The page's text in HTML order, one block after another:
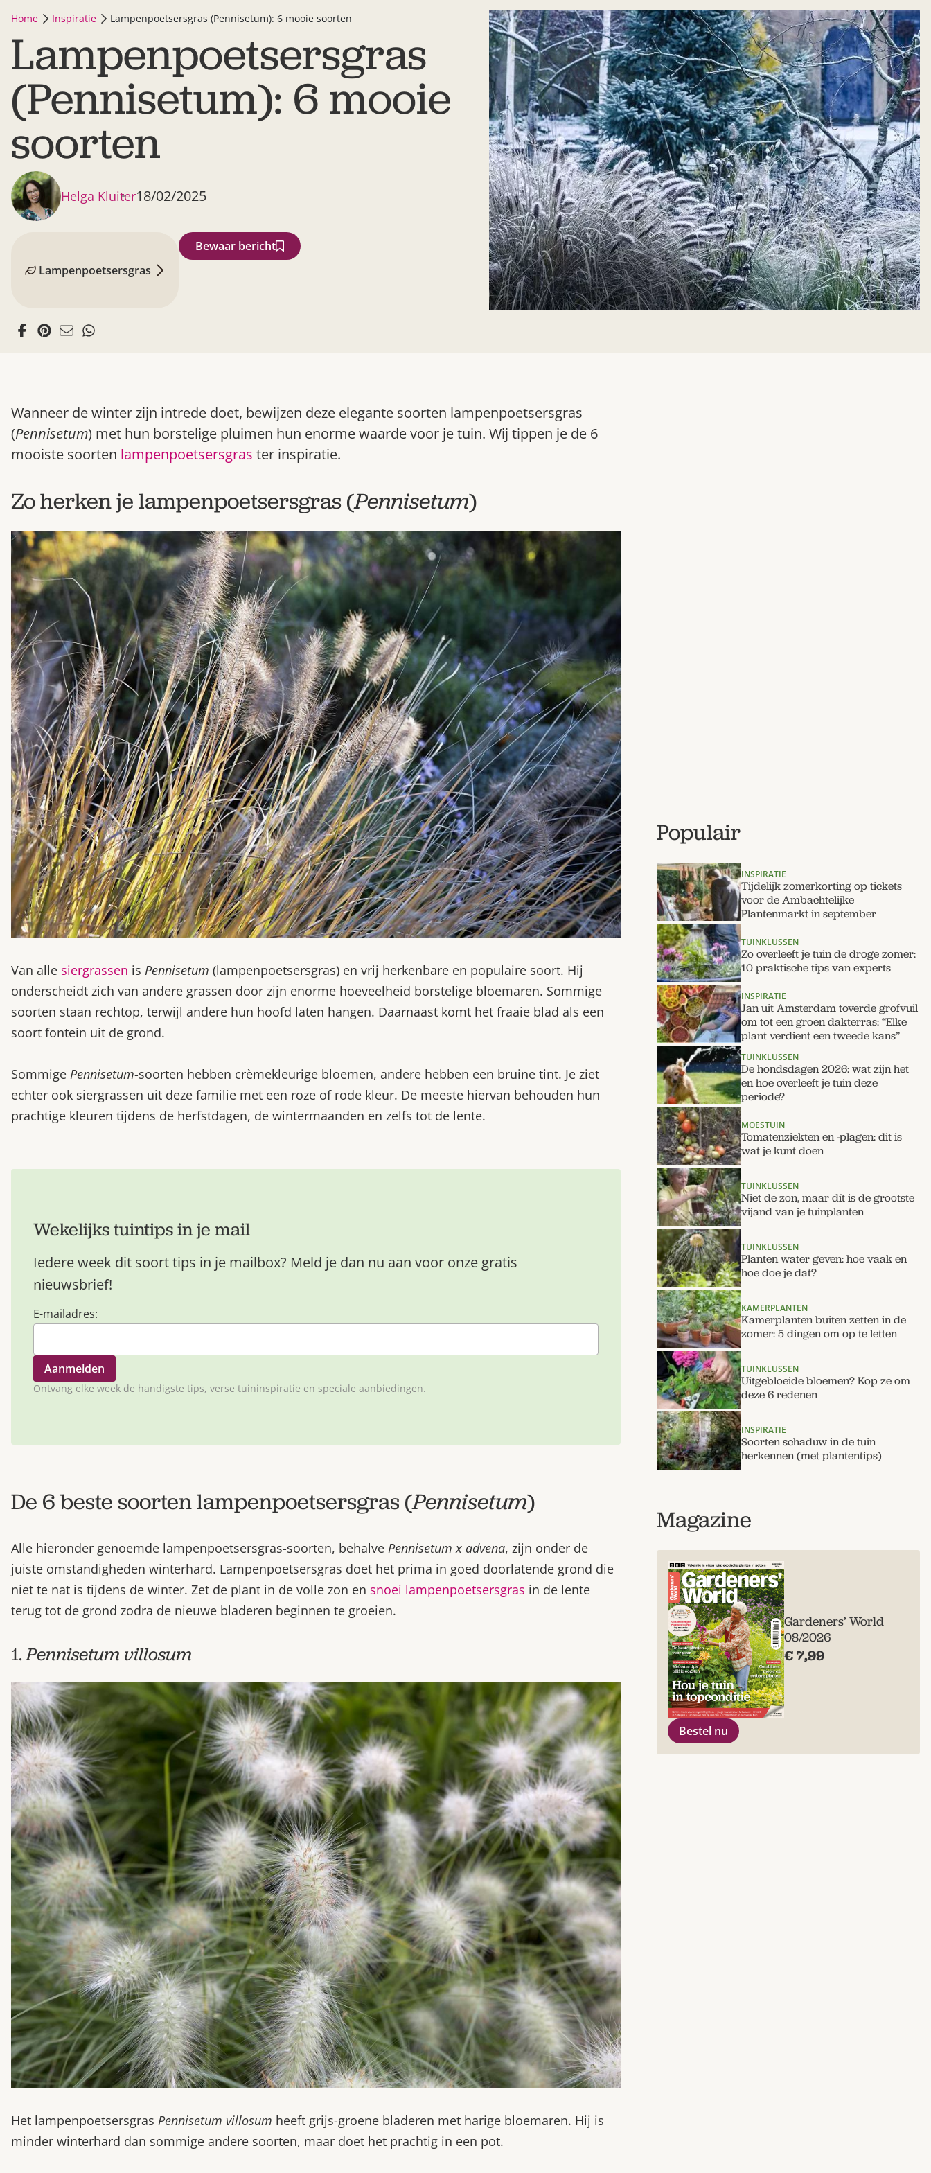
Home Inspiratie Lampenpoetsersgras (Pennisetum): 6 mooie soorten
Lampenpoetsersgras
(Pennisetum): 6 mooie
soorten
Helga Kluiter18/02/2025
Lampenpoetsersgras
Bewaar bericht
Wanneer de winter zijn intrede doet, bewijzen deze elegante soorten lampenpoetsersgras
(Pennisetum) met hun borstelige pluimen hun enorme waarde voor je tuin. Wij tippen je de 6
mooiste soorten lampenpoetsersgras ter inspiratie.
Zo herken je lampenpoetsersgras (Pennisetum)
Van alle siergrassen is Pennisetum (lampenpoetsersgras) en vrij herkenbare en populaire soort. Hij
onderscheidt zich van andere grassen door zijn enorme hoeveelheid borstelige bloemaren. Sommige
soorten staan rechtop, terwijl andere hun hoofd laten hangen. Daarnaast komt het fraaie blad als een
soort fontein uit de grond.
Sommige Pennisetum-soorten hebben crèmekleurige bloemen, andere hebben een bruine tint. Je ziet
echter ook siergrassen uit deze familie met een roze of rode kleur. De meeste hiervan behouden hun
prachtige kleuren tijdens de herfstdagen, de wintermaanden en zelfs tot de lente.
Wekelijks tuintips in je mail
Iedere week dit soort tips in je mailbox? Meld je dan nu aan voor onze gratis
nieuwsbrief!
E-mailadres:
Ontvang elke week de handigste tips, verse tuininspiratie en speciale aanbiedingen.
De 6 beste soorten lampenpoetsersgras (Pennisetum)
Alle hieronder genoemde lampenpoetsersgras-soorten, behalve Pennisetum x advena, zijn onder de
juiste omstandigheden winterhard. Lampenpoetsersgras doet het prima in goed doorlatende grond die
niet te nat is tijdens de winter. Zet de plant in de volle zon en snoei lampenpoetsersgras in de lente
terug tot de grond zodra de nieuwe bladeren beginnen te groeien.
1.Pennisetum villosum
Het lampenpoetsersgras Pennisetum villosum heeft grijs-groene bladeren met harige bloemaren. Hij is
minder winterhard dan sommige andere soorten, maar doet het prachtig in een pot.
Populair
INSPIRATIE
Tijdelijk zomerkorting op tickets
voor de Ambachtelijke
Plantenmarkt in september
TUINKLUSSEN
Zo overleeft je tuin de droge zomer:
10 praktische tips van experts
INSPIRATIE
Jan uit Amsterdam toverde grofvuil
om tot een groen dakterras: “Elke
plant verdient een tweede kans”
TUINKLUSSEN
De hondsdagen 2026: wat zijn het
en hoe overleeft je tuin deze
periode?
MOESTUIN
Tomatenziekten en -plagen: dit is
wat je kunt doen
TUINKLUSSEN
Niet de zon, maar dít is de grootste
vijand van je tuinplanten
TUINKLUSSEN
Planten water geven: hoe vaak en
hoe doe je dat?
KAMERPLANTEN
Kamerplanten buiten zetten in de
zomer: 5 dingen om op te letten
TUINKLUSSEN
Uitgebloeide bloemen? Kop ze om
deze 6 redenen
INSPIRATIE
Soorten schaduw in de tuin
herkennen (met plantentips)
Magazine
Gardeners’ World
08/2026
€ 7,99
Bestel nu